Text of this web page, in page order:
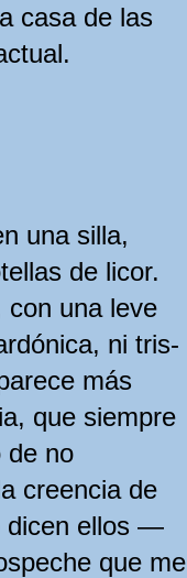
casa de las
una silla,
de licor.
con una leve
ni tris­
más
que siempre
de no
creencia de
dicen ellos —
que me